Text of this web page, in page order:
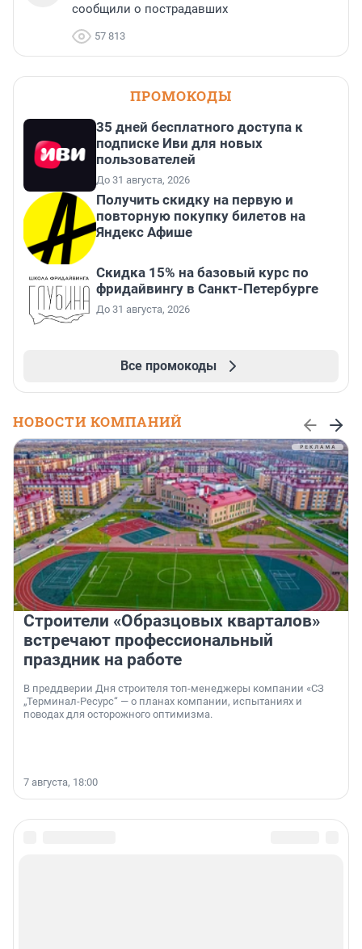
сообщили о пострадавших
57 813
ПРОМОКОДЫ
35 дней бесплатного доступа к
подписке Иви для новых
пользователей
До 31 августа, 2026
Получить скидку на первую и
повторную покупку билетов на
Яндекс Афише
Скидка 15% на базовый курс по
фридайвингу в Санкт-Петербурге
До 31 августа, 2026
Все промокоды
НОВОСТИ КОМПАНИЙ
Строители «Образцовых кварталов»
встречают профессиональный
праздник на работе
В преддверии Дня строителя топ-менеджеры компании «СЗ
„Терминал-Ресурс“ — о планах компании, испытаниях и
поводах для осторожного оптимизма.
7 августа, 18:00